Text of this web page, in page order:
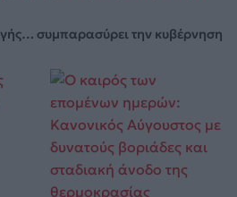
συμπαρασύρει την κυβέρνηση